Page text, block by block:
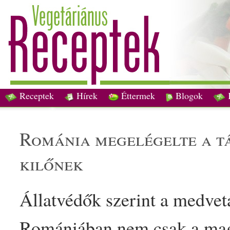
Receptek Hírek Éttermek Blogok
románia megelégelte a támadásokat, több száz medvét
kilőnek
Állatvédők szerint a